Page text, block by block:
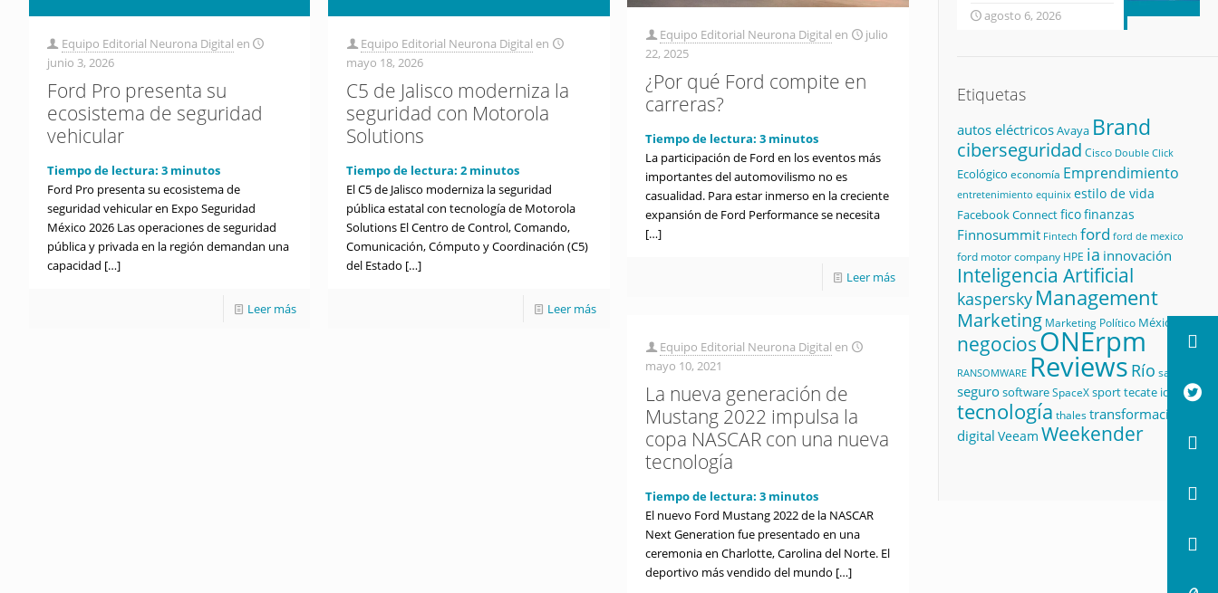
Equipo Editorial Neurona Digital en
junio 3, 2026
Ford Pro presenta su
ecosistema de seguridad
vehicular
Tiempo de lectura: 3 minutos
Ford Pro presenta su ecosistema de
seguridad vehicular en Expo Seguridad
México 2026 Las operaciones de seguridad
pública y privada en la región demandan una
capacidad […]
Leer más
Equipo Editorial Neurona Digital en
mayo 18, 2026
C5 de Jalisco moderniza la
seguridad con Motorola
Solutions
Tiempo de lectura:2 minutos
El C5 de Jalisco moderniza la seguridad
pública estatal con tecnología de Motorola
Solutions El Centro de Control, Comando,
Comunicación, Cómputo y Coordinación (C5)
del Estado […]
Leer más
Equipo Editorial Neurona Digital en
julio
22, 2025
¿Por qué Ford compite en
carreras?
Tiempo de lectura:3 minutos
La participación de Ford en los eventos más
importantes del automovilismo no es
casualidad. Para estar inmerso en la creciente
expansión de Ford Performance se necesita
[…]
Leer más
Equipo Editorial Neurona Digital en
mayo 10, 2021
La nueva generación de
Mustang 2022 impulsa la
copa NASCAR con una nueva
tecnología
Tiempo de lectura:3 minutos
El nuevo Ford Mustang 2022 de la NASCAR
Next Generation fue presentado en una
ceremonia en Charlotte, Carolina del Norte. El
deportivo más vendido del mundo […]
agosto 6, 2026
Etiquetas
autos eléctricosAvaya Brand
ciberseguridad Cisco Double Click
Ecológico economía Emprendimiento
entretenimiento equinix estilo de vida
Facebook Connectficofinanzas
Finnosummit Fintech ford ford de mexico
ford motor company HPE ia innovación
Inteligencia Artificial
kaspersky Management
Marketing Marketing Político México
negociosONErpm
RANSOMWARE Reviews Río salud
segurosoftwareSpaceXsporttecate id
tecnología thalestransformación
digital Veeam Weekender